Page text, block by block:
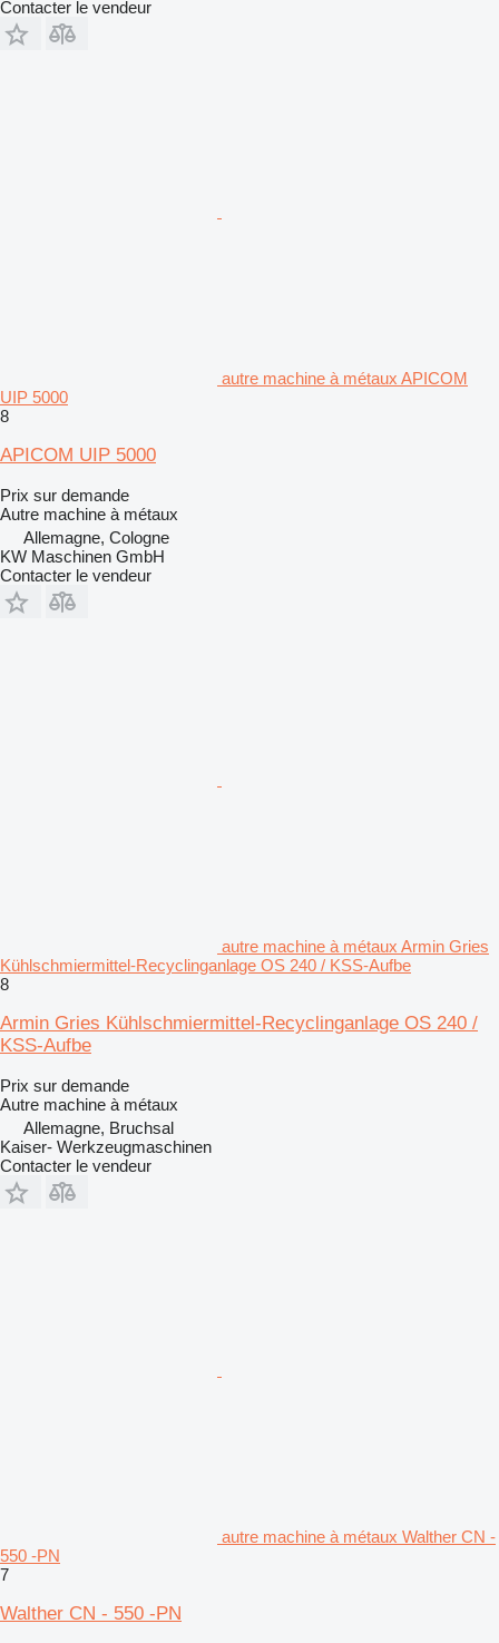
Contacter le vendeur
autre machine à métaux APICOM
UIP 5000
8
APICOM UIP 5000
Prix sur demande
Autre machine à métaux
Allemagne, Cologne
KW Maschinen GmbH
Contacter le vendeur
autre machine à métaux Armin Gries
Kühlschmiermittel-Recyclinganlage OS 240 / KSS-Aufbe
8
Armin Gries Kühlschmiermittel-Recyclinganlage OS 240 /
KSS-Aufbe
Prix sur demande
Autre machine à métaux
Allemagne, Bruchsal
Kaiser- Werkzeugmaschinen
Contacter le vendeur
autre machine à métaux Walther CN -
550 -PN
7
Walther CN - 550 -PN